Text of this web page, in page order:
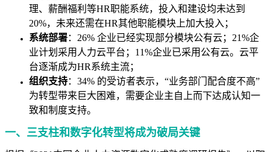
理、薪酬福利等HR职能系统，投入和建设均未达到
20%，未来还需在HR其他职能模块上加大投入；
系统部署：26% 企业已经实现部分模块公有云；21%企
业计划采用人力云平台；11%企业已采用公有云。云平
台逐渐成为HR系统主流；
组织支持：34% 的受访者表示，“业务部门配合度不高”
为转型带来巨大困难，需要企业主自上而下达成认知一
致和制度支持。
一、 三支柱和数字化转型将成为破局关键